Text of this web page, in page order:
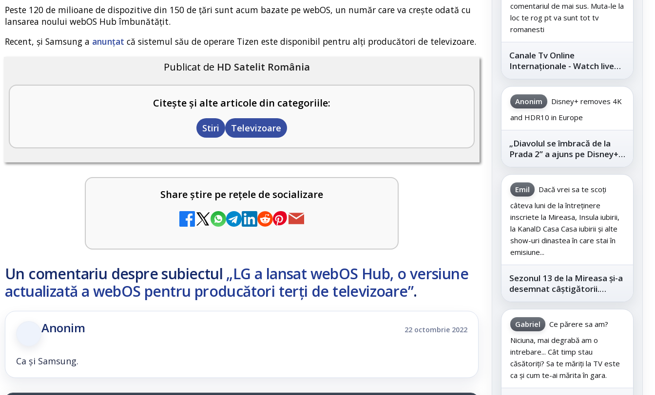
Peste 120 de milioane de dispozitive din 150 de țări sunt acum bazate pe webOS, un număr care va crește odată cu
lansarea noului webOS Hub îmbunătățit.
Recent, și Samsung a anunțat că sistemul său de operare Tizen este disponibil pentru alți producători de televizoare.
Publicat de HD Satelit România
Citește și alte articole din categoriile:
Stiri Televizoare
Share știre pe rețele de socializare
Un comentariu despre subiectul „LG a lansat webOS Hub, o versiune
actualizată a webOS pentru producători terți de televizoare”.
Anonim 22 octombrie 2022
Ca și Samsung.
comentariul de mai sus. Muta-le la
loc te rog pt va sunt tot tv
romanesti
Canale Tv Online
Internaționale - Watch live
channels legally
Anonim
Disney+ removes 4K
and HDR10 in Europe
„Diavolul se îmbracă de la
Prada 2” a ajuns pe Disney+,
după succesul din
cinematografe
Emil
Dacă vrei sa te scoți
câteva luni de la întreținere
inscriete la Mireasa, Insula iubirii,
la KanalD Casa Casa iubirii și alte
show-uri dinastea în care stai în
emisiune...
Sezonul 13 de la Mireasa și-a
desemnat câștigătorii.
Telespectatorii au decis care
este...
Gabriel
Ce părere sa am?
Niciuna, mai degrabă am o
intrebare... Cât timp stau
căsătoriți? Sa te măriți la TV este
ca și cum te-ai mărita în gara.